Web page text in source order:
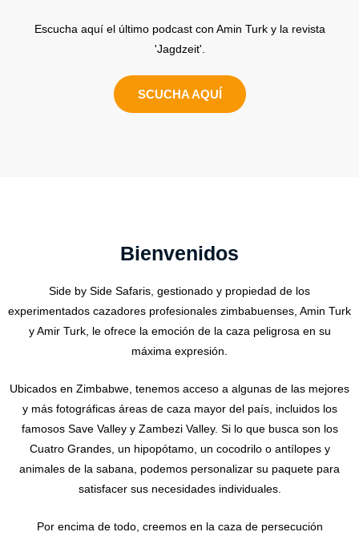
Escucha aquí el último podcast con Amin Turk y la revista
'Jagdzeit'.
SCUCHA AQUÍ
Bienvenidos
Side by Side Safaris, gestionado y propiedad de los
experimentados cazadores profesionales zimbabuenses, Amin Turk
y Amir Turk, le ofrece la emoción de la caza peligrosa en su
máxima expresión.
Ubicados en Zimbabwe, tenemos acceso a algunas de las mejores
y más fotográficas áreas de caza mayor del país, incluidos los
famosos Save Valley y Zambezi Valley. Si lo que busca son los
Cuatro Grandes, un hipopótamo, un cocodrilo o antílopes y
animales de la sabana, podemos personalizar su paquete para
satisfacer sus necesidades individuales.
Por encima de todo, creemos en la caza de persecución